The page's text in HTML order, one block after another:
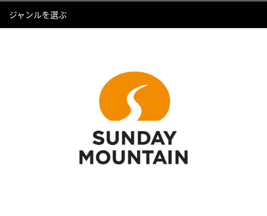
ジャンルを選ぶ